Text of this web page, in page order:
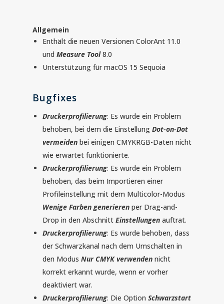
Allgemein
Enthält die neuen Versionen ColorAnt 11.0
und Measure Tool8.0
Unterstützung für macOS 15 Sequoia
Bugfixes
Druckerprofilierung: Es wurde ein Problem
behoben, bei dem die Einstellung Dot-on-Dot
vermeidenbei einigen CMYKRGB-Daten nicht
wie erwartet funktionierte.
Druckerprofilierung: Es wurde ein Problem
behoben, das beim Importieren einer
Profileinstellung mit dem Multicolor-Modus
Wenige Farben generierenper Drag-and-
Drop in den Abschnitt Einstellungenauftrat.
Druckerprofilierung: Es wurde behoben, dass
der Schwarzkanal nach dem Umschalten in
den Modus Nur CMYK verwendennicht
korrekt erkannt wurde, wenn er vorher
deaktiviert war.
Druckerprofilierung: Die Option Schwarzstart